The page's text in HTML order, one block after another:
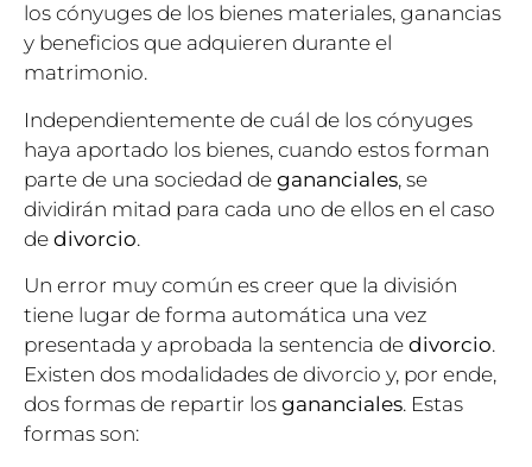
los cónyuges de los bienes materiales, ganancias
y beneficios que adquieren durante el
matrimonio.
Independientemente de cuál de los cónyuges
haya aportado los bienes, cuando estos forman
parte de una sociedad de gananciales, se
dividirán mitad para cada uno de ellos en el caso
de divorcio.
Un error muy común es creer que la división
tiene lugar de forma automática una vez
presentada y aprobada la sentencia de divorcio.
Existen dos modalidades de divorcio y, por ende,
dos formas de repartir los gananciales. Estas
formas son: